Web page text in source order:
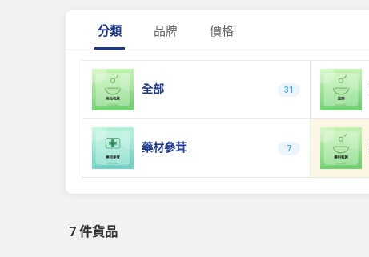
分類 品牌 價格
全部 31
藥材參茸 7
7 件貨品